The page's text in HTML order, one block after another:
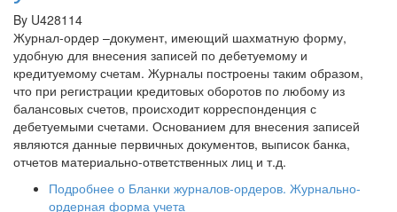
By U428114
Журнал-ордер –документ, имеющий шахматную форму,
удобную для внесения записей по дебетуемому и
кредитуемому счетам. Журналы построены таким образом,
что при регистрации кредитовых оборотов по любому из
балансовых счетов, происходит корреспонденция с
дебетуемыми счетами. Основанием для внесения записей
являются данные первичных документов, выписок банка,
отчетов материально-ответственных лиц и т.д.
Подробнее о Бланки журналов-ордеров. Журнально-
ордерная форма учета